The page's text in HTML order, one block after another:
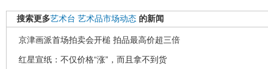
搜索更多艺术台 艺术品市场动态 的新闻
京津画派首场拍卖会开槌 拍品最高价超三倍
红星宣纸：不仅价格“涨”，而且拿不到货